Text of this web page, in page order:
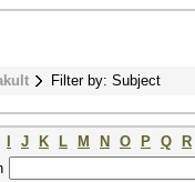
Filter by: Subject
J K L M N O P Q
R